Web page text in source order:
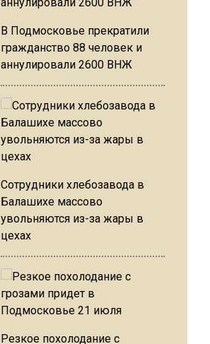
В Подмосковье прекратили
гражданство 88 человек и
аннулировали 2600 ВНЖ
Сотрудники хлебозавода в
Балашихе массово
увольняются из-за жары в
цехах
Резкое похолодание с